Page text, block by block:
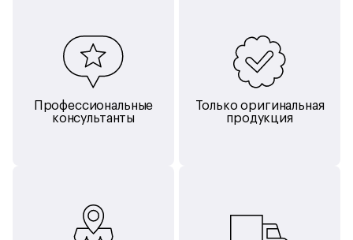
Профессиональные
консультанты
Только оригинальная
продукция